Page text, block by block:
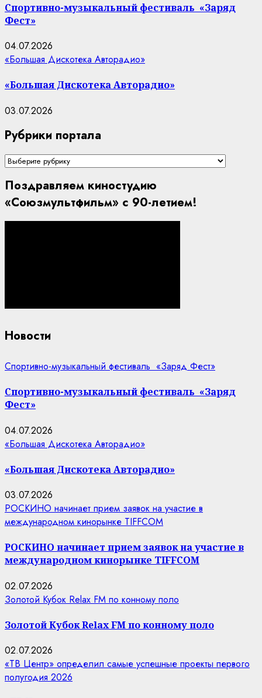
Спортивно-музыкальный фестиваль «Заряд
Фест»
04.07.2026
«Большая Дискотека Авторадио»
«Большая Дискотека Авторадио»
03.07.2026
Рубрики портала
Рубрики
Поздравляем киностудию
«Союзмультфильм» с 90-летием!
Новости
Спортивно-музыкальный фестиваль «Заряд Фест»
Спортивно-музыкальный фестиваль «Заряд
Фест»
04.07.2026
«Большая Дискотека Авторадио»
«Большая Дискотека Авторадио»
03.07.2026
РОСКИНО начинает прием заявок на участие в
международном кинорынке TIFFCOM
РОСКИНО начинает прием заявок на участие в
международном кинорынке TIFFCOM
02.07.2026
Золотой Кубок Relax FM по конному поло
Золотой Кубок Relax FM по конному поло
02.07.2026
«ТВ Центр» определил самые успешные проекты первого
полугодия 2026